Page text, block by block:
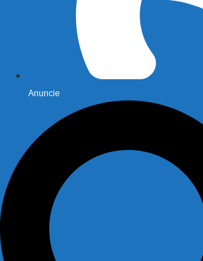
Anuncie